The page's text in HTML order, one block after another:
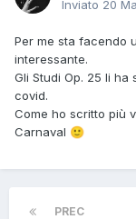
Inviato 20
Per me sta facendo
interessante.
Gli Studi Op. 25 li
covid.
Come ho scritto più
Carnaval 🙂
PREC